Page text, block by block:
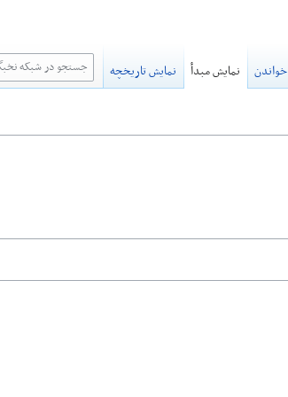
خواندن نمایش مبدأ نمایش تاریخچه جستجو